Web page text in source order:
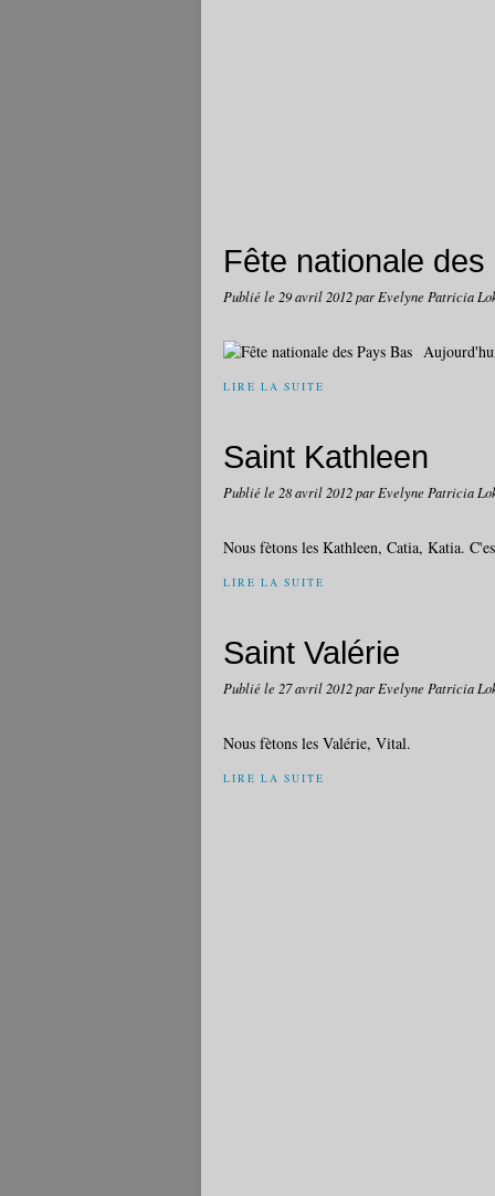
Fête nationale
Publié le 29 avril 2012par Evelyne Patricia
LIRE LA SUITE
Saint Kathleen
Publié le 28 avril 2012par Evelyne Patricia
Nous fètons les Kathleen, Catia, Katia.
LIRE LA SUITE
Saint Valérie
Publié le 27 avril 2012par Evelyne Patricia
Nous fètons les Valérie, Vital.
LIRE LA SUITE